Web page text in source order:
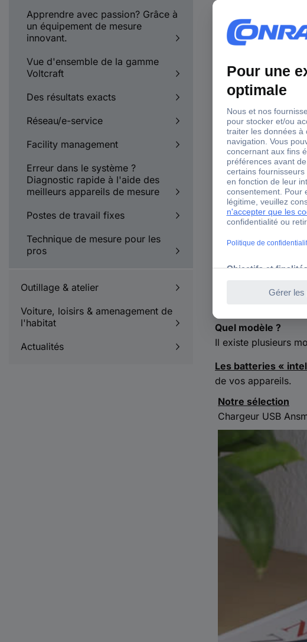
Comment faire ?
Optez pour une
une prise USB de
et 2A.
Comment choisir
La charge
Choisissez une
pour compenser
votre appareil.
La puissance
La puissance
et la plupart des
Quel modèle ?
Il existe plusieurs
Les batteries «
de vos appareils.
Notre sélection
Chargeur USB
Apprendre avec passion? Grâce à
un équipement de mesure
innovant.
Vue d'ensemble de la gamme
Voltcraft
Des résultats exacts
Réseau/e-service
Facility management
Erreur dans le système ?
Diagnostic rapide à l'aide des
meilleurs appareils de mesure
Postes de travail fixes
Technique de mesure pour les
pros
Outillage & atelier
Voiture, loisirs & amenagement de
l'habitat
Actualités